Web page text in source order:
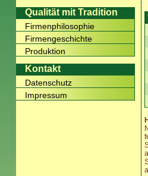
Qualität mit Tradition
Firmenphilosophie
Firmengeschichte
Produktion
Kontakt
Datenschutz
Impressum